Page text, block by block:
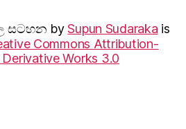
සටහන bySupun Sudaraka is
Commons Attribution-
Works 3.0